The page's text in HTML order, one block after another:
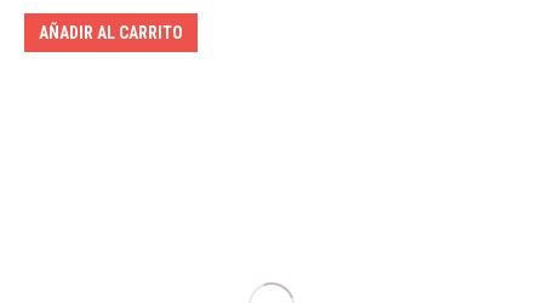
AÑADIR AL CARRITO